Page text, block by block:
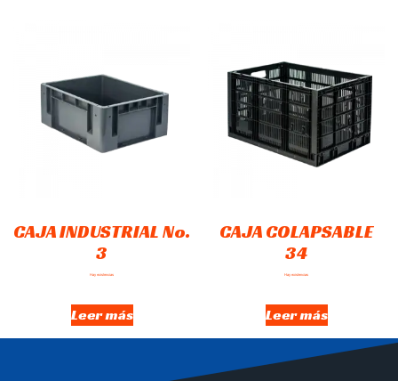
CAJA INDUSTRIAL No.
3
Hay existencias
Leer más
CAJA COLAPSABLE
34
Hay existencias
Leer más